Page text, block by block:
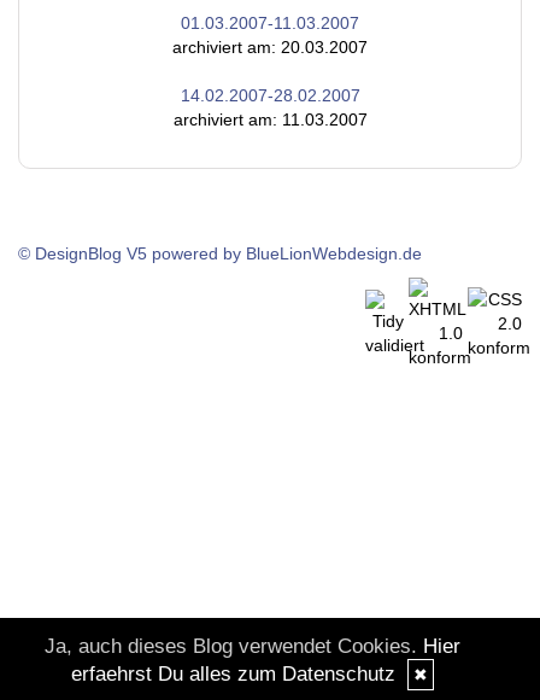
01.03.2007-11.03.2007
archiviert am: 20.03.2007
14.02.2007-28.02.2007
archiviert am: 11.03.2007
© DesignBlog V5 powered by BlueLionWebdesign.de
Ja, auch dieses Blog verwendet Cookies. Hier
erfaehrst Du alles zum Datenschutz
✖